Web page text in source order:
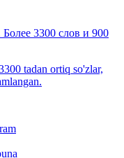
3300 слов и 900
tadan ortiq so'zlar,